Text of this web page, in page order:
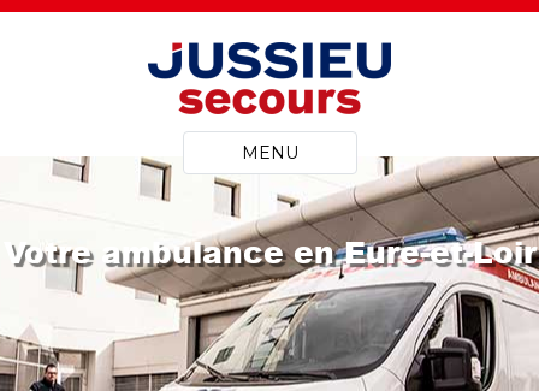
MENU
Votre ambulance en Eure-et-Loir